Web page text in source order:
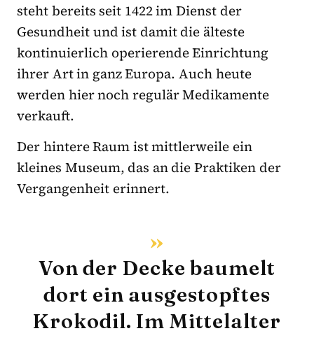
steht bereits seit 1422 im Dienst der
Gesundheit und ist damit die älteste
kontinuierlich operierende Einrichtung
ihrer Art in ganz Europa. Auch heute
werden hier noch regulär Medikamente
verkauft.
Der hintere Raum ist mittlerweile ein
kleines Museum, das an die Praktiken der
Vergangenheit erinnert.
Von der Decke baumelt
dort ein ausgestopftes
Krokodil. Im Mittelalter